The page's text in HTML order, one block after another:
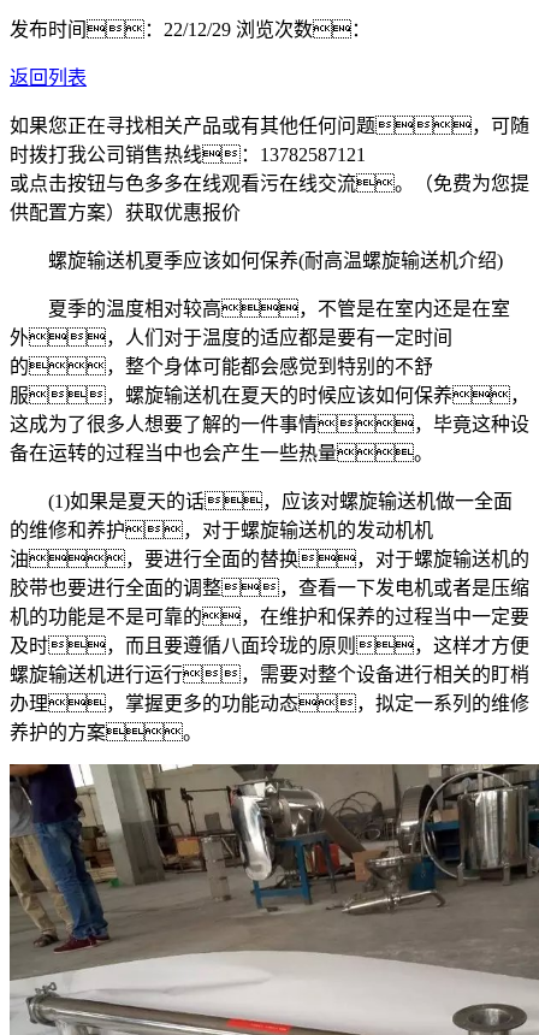
发布时间：22/12/29 浏览次数：
返回列表
如果您正在寻找相关产品或有其他任何问题，可随
时拨打我公司销售热线： 13782587121
或点击按钮与色多多在线观看污在线交流。（免费为您提
供配置方案） 获取优惠报价
螺旋输送机夏季应该如何保养(耐高温螺旋输送机介绍)
夏季的温度相对较高，不管是在室内还是在室
外，人们对于温度的适应都是要有一定时间
的，整个身体可能都会感觉到特别的不舒
服，螺旋输送机在夏天的时候应该如何保养，
这成为了很多人想要了解的一件事情，毕竟这种设
备在运转的过程当中也会产生一些热量。
(1)如果是夏天的话，应该对螺旋输送机做一全面
的维修和养护，对于螺旋输送机的发动机机
油，要进行全面的替换，对于螺旋输送机的
胶带也要进行全面的调整，查看一下发电机或者是压缩
机的功能是不是可靠的，在维护和保养的过程当中一定要
及时，而且要遵循八面玲珑的原则，这样才方便
螺旋输送机进行运行，需要对整个设备进行相关的盯梢
办理，掌握更多的功能动态，拟定一系列的维修
养护的方案。